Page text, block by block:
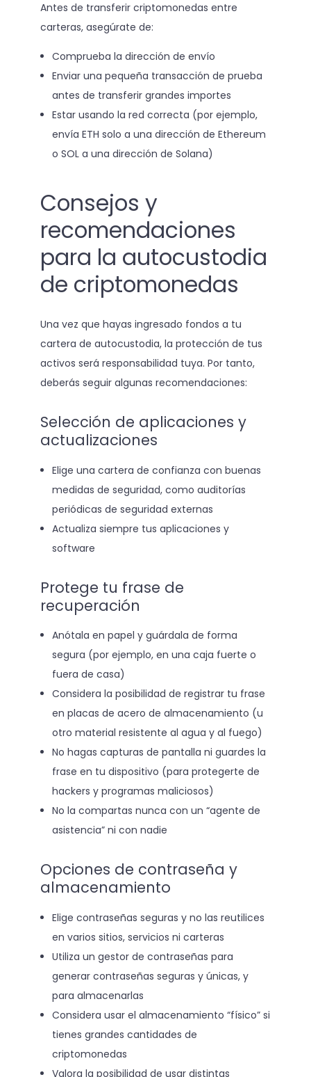
Antes de transferir criptomonedas entre
carteras, asegúrate de:
Comprueba la dirección de envío
Enviar una pequeña transacción de prueba
antes de transferir grandes importes
Estar usando la red correcta (por ejemplo,
envía ETH solo a una dirección de Ethereum
o SOL a una dirección de Solana)
Consejos y
recomendaciones
para la autocustodia
de criptomonedas
Una vez que hayas ingresado fondos a tu
cartera de autocustodia, la protección de tus
activos será responsabilidad tuya. Por tanto,
deberás seguir algunas recomendaciones:
Selección de aplicaciones y
actualizaciones
Elige una cartera de confianza con buenas
medidas de seguridad, como auditorías
periódicas de seguridad externas
Actualiza siempre tus aplicaciones y
software
Protege tu frase de
recuperación
Anótala en papel y guárdala de forma
segura (por ejemplo, en una caja fuerte o
fuera de casa)
Considera la posibilidad de registrar tu frase
en placas de acero de almacenamiento (u
otro material resistente al agua y al fuego)
No hagas capturas de pantalla ni guardes la
frase en tu dispositivo (para protegerte de
hackers y programas maliciosos)
No la compartas nunca con un “agente de
asistencia” ni con nadie
Opciones de contraseña y
almacenamiento
Elige contraseñas seguras y no las reutilices
en varios sitios, servicios ni carteras
Utiliza un gestor de contraseñas para
generar contraseñas seguras y únicas, y
para almacenarlas
Considera usar el almacenamiento “físico” si
tienes grandes cantidades de
criptomonedas
Valora la posibilidad de usar distintas